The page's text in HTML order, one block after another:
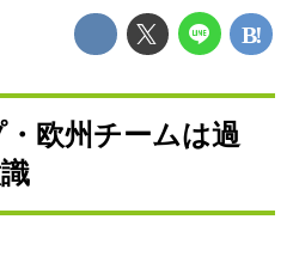
欧州チームは過